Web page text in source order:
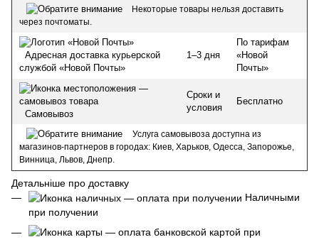
Некоторые товары нельзя доставить
через почтоматы.
Адресная доставка курьерской
службой «Новой Почты»
1–3 дня
По тарифам
«Новой
Почты»
Самовывоз
Сроки и
условия
Бесплатно
Услуга самовывоза доступна из
магазинов-партнеров в городах: Киев, Харьков, Одесса, Запорожье,
Винница, Львов, Днепр.
Детальніше про доставку
Наличными
при получении